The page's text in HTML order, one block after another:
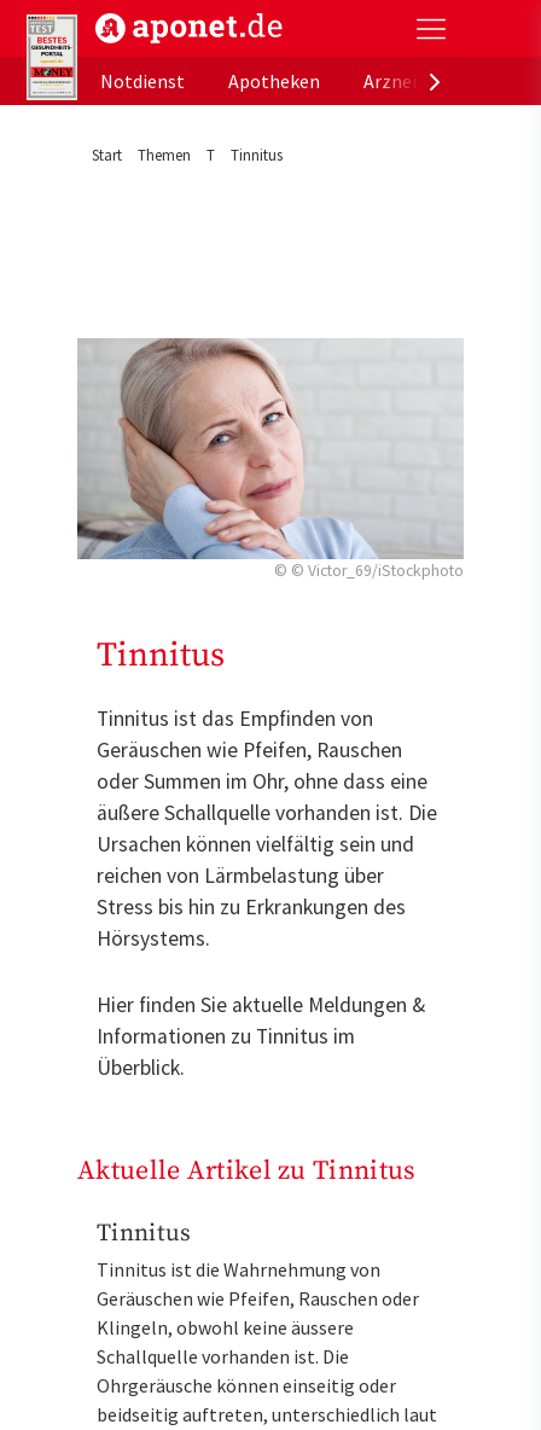
aponet.de - Das offizielle Gesundheitsportal der
Notdienst
Apotheken
Start Themen T Tinnitus
© © Victor_69/iStockphoto
Tinnitus
Tinnitus ist das Empfinden von
Geräuschen wie Pfeifen, Rauschen
oder Summen im Ohr, ohne dass eine
äußere Schallquelle vorhanden ist. Die
Ursachen können vielfältig sein und
reichen von Lärmbelastung über
Stress bis hin zu Erkrankungen des
Hörsystems.
Hier finden Sie aktuelle Meldungen &
Informationen zu Tinnitus im
Überblick.
Aktuelle Artikel zu Tinnitus
Tinnitus
Tinnitus ist die Wahrnehmung von
Geräuschen wie Pfeifen, Rauschen oder
Klingeln, obwohl keine äussere
Schallquelle vorhanden ist. Die
Ohrgeräusche können einseitig oder
beidseitig auftreten, unterschiedlich laut